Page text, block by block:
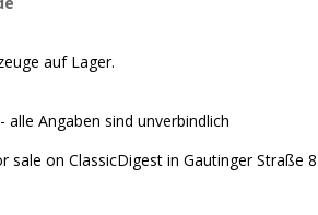
auf Lager.
Angaben sind unverbindlich
sale on ClassicDigest in Gautinger